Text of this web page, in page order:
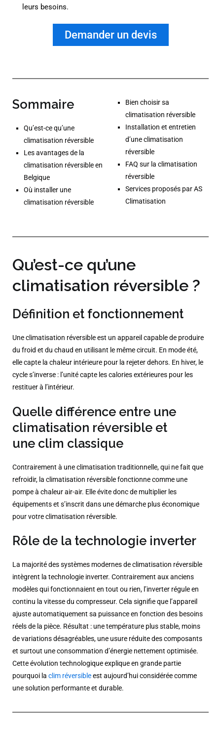
leurs besoins.
Demander un devis
Sommaire
Qu’est-ce qu’une
climatisation réversible
Les avantages de la
climatisation réversible en
Belgique
Où installer une
climatisation réversible
Bien choisir sa
climatisation réversible
Installation et entretien
d’une climatisation
réversible
FAQ sur la climatisation
réversible
Services proposés par AS
Climatisation
Qu’est-ce qu’une
climatisation réversible ?
Définition et fonctionnement
Une climatisation réversible est un appareil capable de produire
du froid et du chaud en utilisant le même circuit. En mode été,
elle capte la chaleur intérieure pour la rejeter dehors. En hiver, le
cycle s’inverse : l’unité capte les calories extérieures pour les
restituer à l’intérieur.
Quelle différence entre une
climatisation réversible et
une clim classique
Contrairement à une climatisation traditionnelle, qui ne fait que
refroidir, la climatisation réversible fonctionne comme une
pompe à chaleur air-air. Elle évite donc de multiplier les
équipements et s’inscrit dans une démarche plus économique
pour votre climatisation réversible.
Rôle de la technologie inverter
La majorité des systèmes modernes de climatisation réversible
intègrent la technologie inverter. Contrairement aux anciens
modèles qui fonctionnaient en tout ou rien, l’inverter régule en
continu la vitesse du compresseur. Cela signifie que l’appareil
ajuste automatiquement sa puissance en fonction des besoins
réels de la pièce. Résultat : une température plus stable, moins
de variations désagréables, une usure réduite des composants
et surtout une consommation d’énergie nettement optimisée.
Cette évolution technologique explique en grande partie
pourquoi la clim réversibleest aujourd’hui considérée comme
une solution performante et durable.